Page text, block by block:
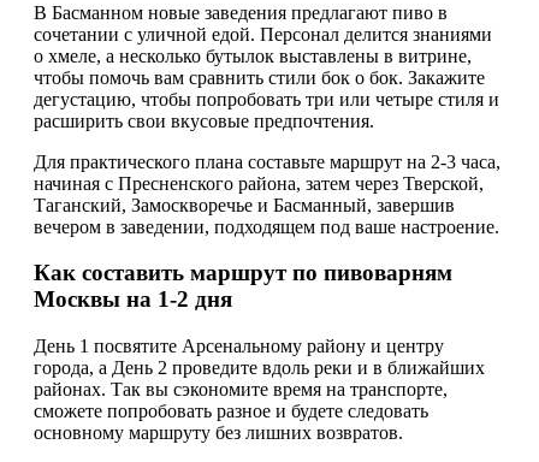
В Басманном новые заведения предлагают пиво в
сочетании с уличной едой. Персонал делится знаниями
о хмеле, а несколько бутылок выставлены в витрине,
чтобы помочь вам сравнить стили бок о бок. Закажите
дегустацию, чтобы попробовать три или четыре стиля и
расширить свои вкусовые предпочтения.
Для практического плана составьте маршрут на 2-3 часа,
начиная с Пресненского района, затем через Тверской,
Таганский, Замоскворечье и Басманный, завершив
вечером в заведении, подходящем под ваше настроение.
Как составить маршрут по пивоварням
Москвы на 1-2 дня
День 1 посвятите Арсенальному району и центру
города, а День 2 проведите вдоль реки и в ближайших
районах. Так вы сэкономите время на транспорте,
сможете попробовать разное и будете следовать
основному маршруту без лишних возвратов.